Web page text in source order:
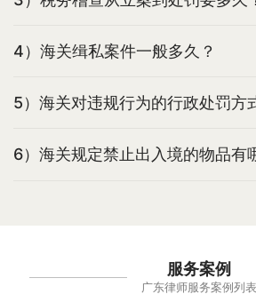
4）海关缉私案件一般多久？
5）海关对违规行为的行政处罚方
6）海关规定禁止出入境的物品有
服务案例
广东律师服务案例列表